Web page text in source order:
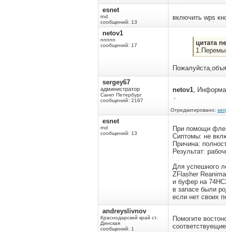
esnet
rnd
сообщений: 13
включить wps
netov1
nnnnn
сообщений: 17
цитата
sergey67
администратор
Санкт Петербург
сообщений: 2167
netov1,
Отредактировано:
esnet
rnd
сообщений: 13
При помощи
Сиптомы: не
Причина:
Результат:
Для успешного
ZFlasher
и буфер на
в запасе были
если нет своих
andreyslivnov
Краснодарский край ст.
Динская
сообщений: 1
Помогите